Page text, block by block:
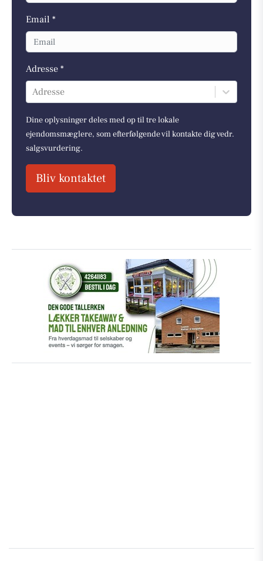
Email *
Adresse *
Adresse
Dine oplysninger deles med op til tre lokale
ejendomsmæglere, som efterfølgende vil kontakte dig vedr.
salgsvurdering.
Bliv kontaktet